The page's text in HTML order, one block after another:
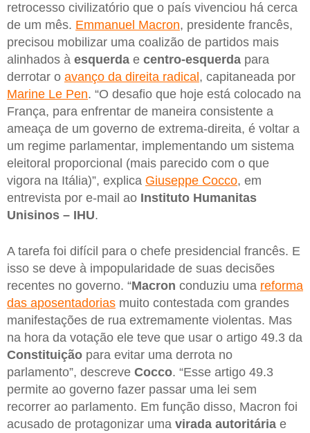
retrocesso civilizatório que o país vivenciou há cerca
de um mês. Emmanuel Macron, presidente francês,
precisou mobilizar uma coalizão de partidos mais
alinhados à esquerda e centro-esquerda para
derrotar o avanço da direita radical , capitaneada por
Marine Le Pen. “O desafio que hoje está colocado na
França, para enfrentar de maneira consistente a
ameaça de um governo de extrema-direita, é voltar a
um regime parlamentar, implementando um sistema
eleitoral proporcional (mais parecido com o que
vigora na Itália)”, explica Giuseppe Cocco, em
entrevista por e-mail ao Instituto Humanitas
Unisinos – IHU.
A tarefa foi difícil para o chefe presidencial francês. E
isso se deve à impopularidade de suas decisões
recentes no governo. “Macron conduziu uma reforma
das aposentadorias muito contestada com grandes
manifestações de rua extremamente violentas. Mas
na hora da votação ele teve que usar o artigo 49.3 da
Constituição para evitar uma derrota no
parlamento”, descreve Cocco. “Esse artigo 49.3
permite ao governo fazer passar uma lei sem
recorrer ao parlamento. Em função disso, Macron foi
acusado de protagonizar uma virada autoritária e